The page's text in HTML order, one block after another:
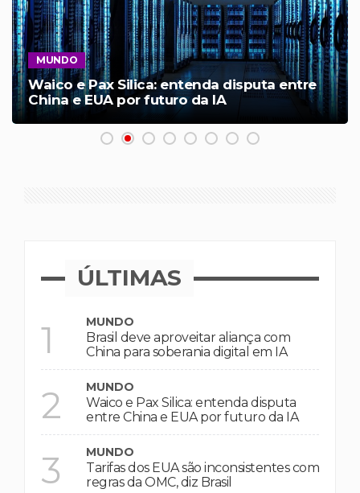
MUNDO
Waico e Pax Silica: entenda disputa entre
China e EUA por futuro da IA
ÚLTIMAS
1 MUNDO
Brasil deve aproveitar aliança com
China para soberania digital em IA
2 MUNDO
Waico e Pax Silica: entenda disputa
entre China e EUA por futuro da IA
3 MUNDO
Tarifas dos EUA são inconsistentes com
regras da OMC, diz Brasil